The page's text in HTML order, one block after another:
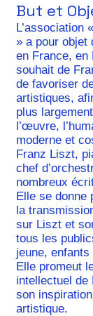
But et
L’association «
» a pour
en France, en
souhait de
de favoriser
artistiques,
plus
l’œuvre,
moderne et
Franz Liszt,
chef
nombreux
Elle se donne
la
sur Liszt et
tous les
jeune,
Elle promeut
intellectuel de
son
artistique.